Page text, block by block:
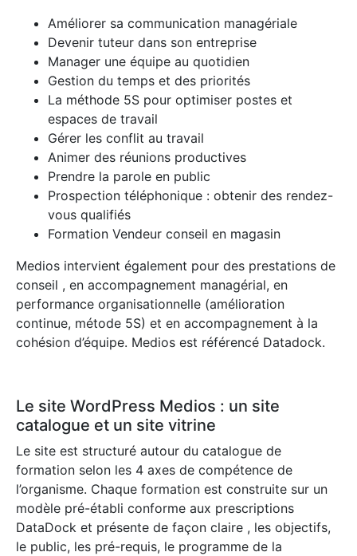
Améliorer sa communication managériale
Devenir tuteur dans son entreprise
Manager une équipe au quotidien
Gestion du temps et des priorités
La méthode 5S pour optimiser postes et
espaces de travail
Gérer les conflit au travail
Animer des réunions productives
Prendre la parole en public
Prospection téléphonique : obtenir des rendez-
vous qualifiés
Formation Vendeur conseil en magasin
Medios intervient également pour des prestations de
conseil , en accompagnement managérial, en
performance organisationnelle (amélioration
continue, métode 5S) et en accompagnement à la
cohésion d’équipe. Medios est référencé Datadock.
Le site WordPress Medios : un site
catalogue et un site vitrine
Le site est structuré autour du catalogue de
formation selon les 4 axes de compétence de
l’organisme. Chaque formation est construite sur un
modèle pré-établi conforme aux prescriptions
DataDock et présente de façon claire , les objectifs,
le public, les pré-requis, le programme de la